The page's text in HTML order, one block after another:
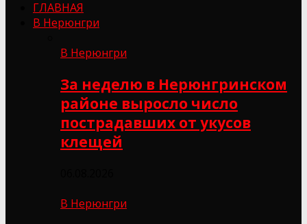
ГЛАВНАЯ
В Нерюнгри
В Нерюнгри
За неделю в Нерюнгринском
районе выросло число
пострадавших от укусов
клещей
В Нерюнгри